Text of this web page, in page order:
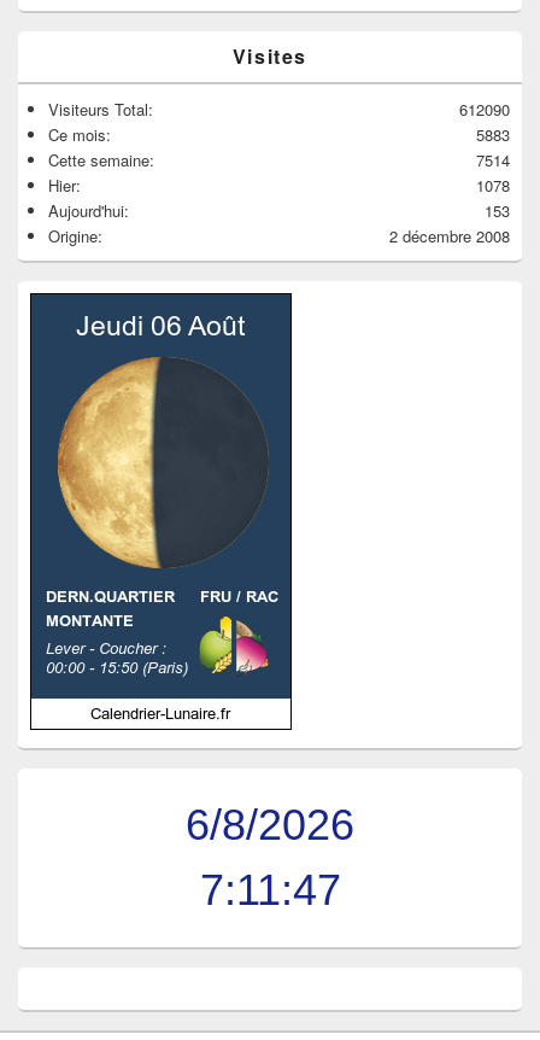
Visites
612090
Visiteurs Total:
5883
Ce mois:
7514
Cette semaine:
1078
Hier:
153
Aujourd'hui:
2 décembre 2008
Origine:
6/8/2026
7:11:47